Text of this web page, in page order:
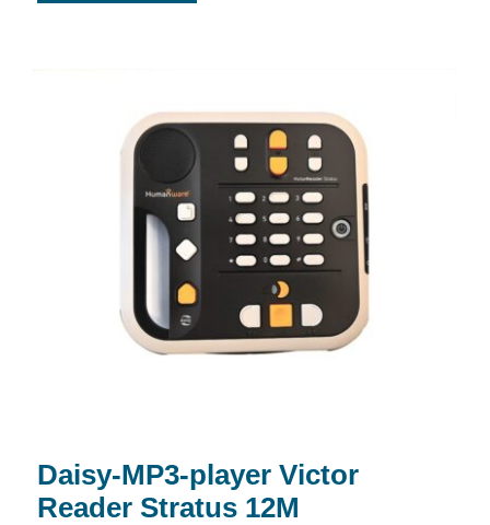
Daisy-MP3-player Victor Reader Stratus
12M
Daisy-MP3-player Victor
Reader Stratus 12M